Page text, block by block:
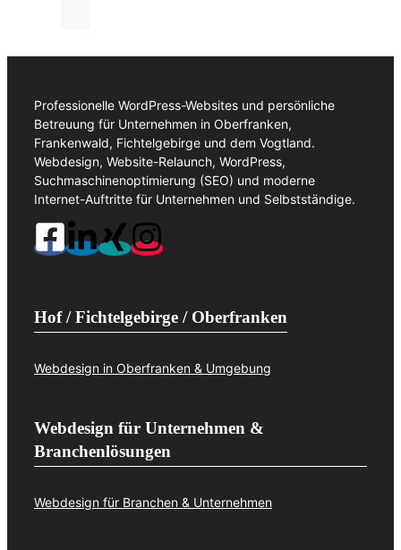
Professionelle WordPress-Websites und persönliche
Betreuung für Unternehmen in Oberfranken,
Frankenwald, Fichtelgebirge und dem Vogtland.
Webdesign, Website-Relaunch, WordPress,
Suchmaschinenoptimierung (SEO) und moderne
Internet-Auftritte für Unternehmen und Selbstständige.
Hof / Fichtelgebirge / Oberfranken
Webdesign in Oberfranken & Umgebung
Webdesign für Unternehmen &
Branchenlösungen
Webdesign für Branchen & Unternehmen